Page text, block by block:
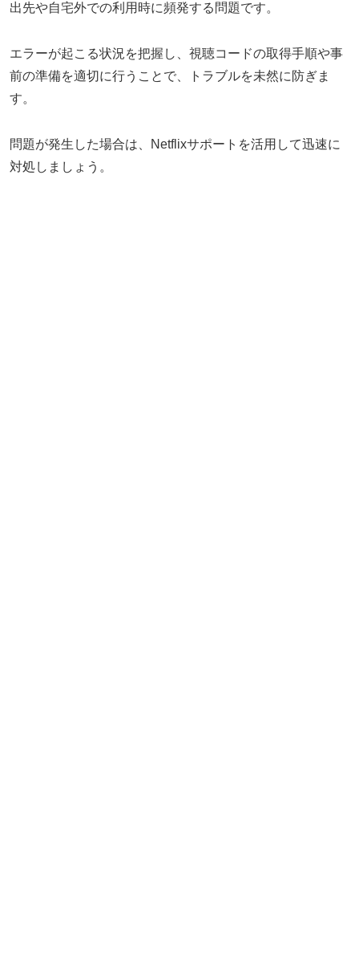
出先や自宅外での利用時に頻発する問題です。
エラーが起こる状況を把握し、視聴コードの取得手順や事
前の準備を適切に行うことで、トラブルを未然に防ぎま
す。
問題が発生した場合は、Netflixサポートを活用して迅速に
対処しましょう。